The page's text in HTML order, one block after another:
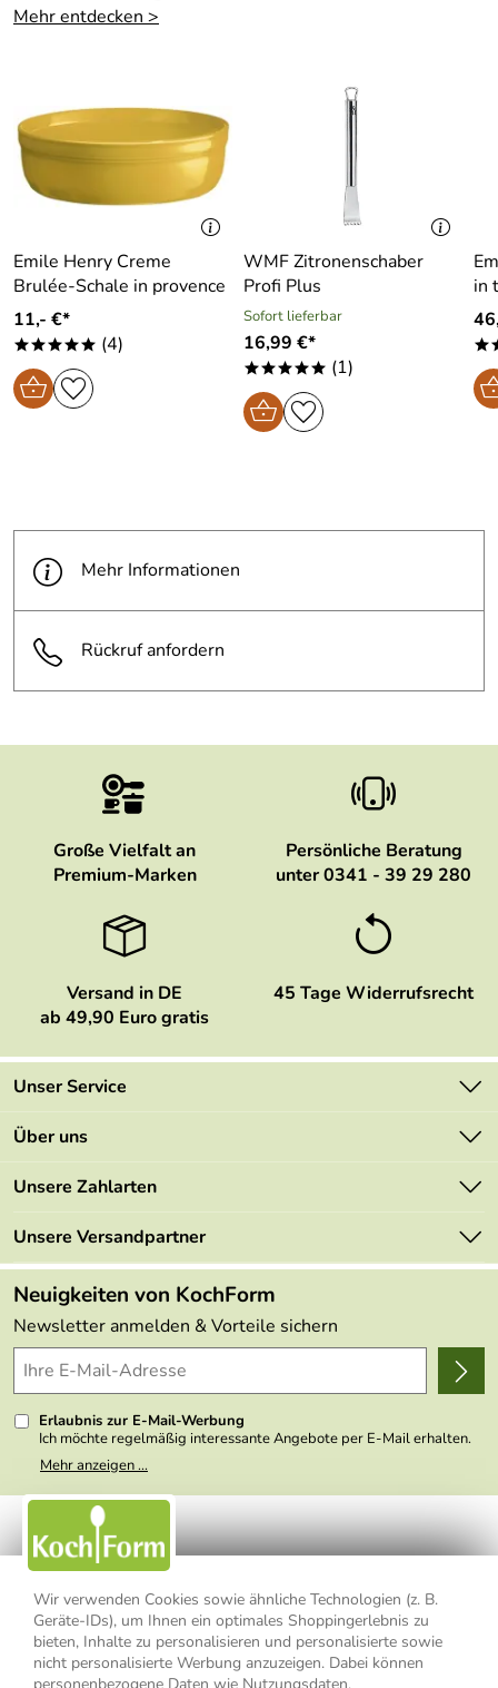
Wir verwenden Cookies sowie ähnliche Technologien (z. B.
Geräte-IDs), um Ihnen ein optimales Shoppingerlebnis zu
bieten, Inhalte zu personalisieren und personalisierte sowie
nicht personalisierte Werbung anzuzeigen. Dabei können
Mehr entdecken >
Emile Henry Creme
Brulée-Schale in provence
11,- €*
***** (4)
WMF Zitronenschaber
Profi Plus
Sofort lieferbar
16,99 €*
***** (1)
in
Mehr Informationen
Rückruf anfordern
Große Vielfalt an
Premium-Marken
Persönliche Beratung
unter 0341 - 39 29 280
Versand in DE
ab 49,90 Euro gratis
45 Tage Widerrufsrecht
Unser Service
Kontakt
Mehrwertsteuerfrei
Retourenportal
FAQs
Lieferbedingungen
Delivery Terms
Kundenlogin
Über uns
Marken
Angebote
Made in Germany
Themen
Wir über uns
Presse
Unsere Zahlarten
Unsere Versandpartner
Neuigkeiten von KochForm
Newsletter anmelden & Vorteile sichern
Erlaubnis zur E-Mail-Werbung
Ich möchte regelmäßig interessante Angebote per E-Mail erhalten.
Meine E-Mail-Adresse wird nicht an andere Unternehmen
weitergegeben. Zu statistischen Zwecken wird in anonymer Form
nicht erkennbar, welche konkrete Person geklickt hat. Diese
Einwilligung zur Nutzung meiner E-Mail- Adresse für Werbezwecke
kann ich jederzeit mit Wirkung für die Zukunft widerrufen, indem ich
den Link "Abmelden" am Ende des Newsletters anklicke oder die
Option Newsletter im Mitgliederbereich deaktiviere. Die
Datenschutzerklärung
habe ich zur Kenntnis genommen.
Mehr anzeigen ...
Impressum Datenschutzerklärung
AGB